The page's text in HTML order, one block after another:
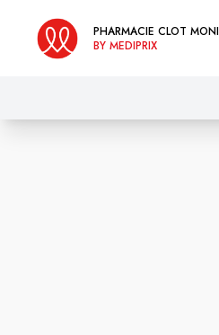
PHARMACIE CLOT
BY MEDIPRIX